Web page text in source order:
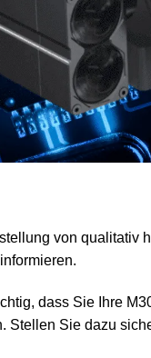
von qualitativ
dass Sie Ihre
Sie dazu